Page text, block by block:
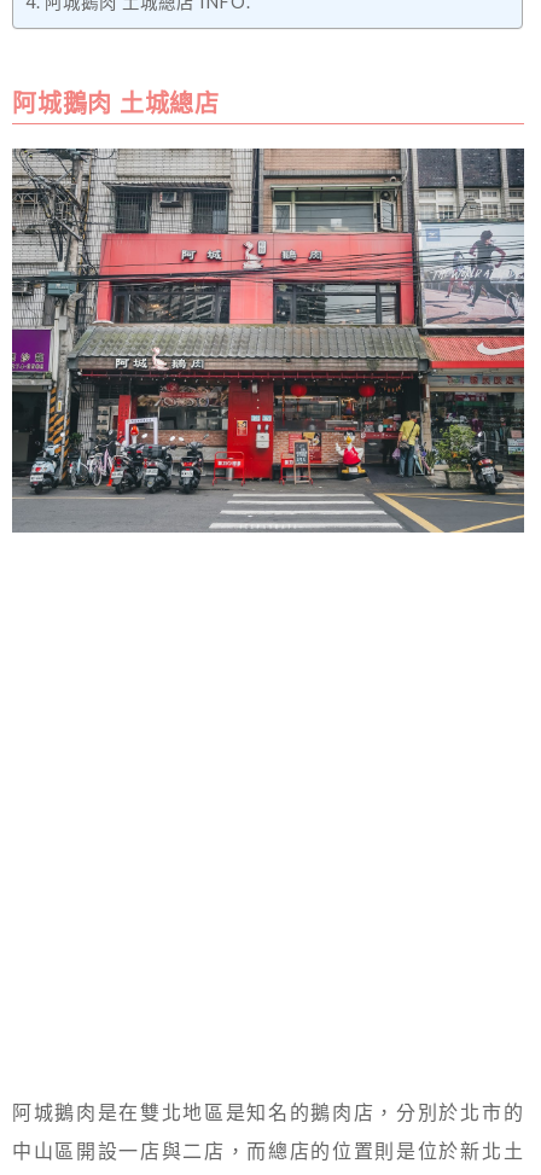
阿城鵝肉 土城總店
阿城鵝肉是在雙北地區是知名的鵝肉店，分別於北市的
中山區開設一店與二店，而總店的位置則是位於新北土